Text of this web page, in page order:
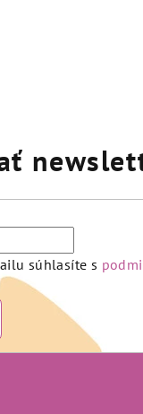
súhlasíte s